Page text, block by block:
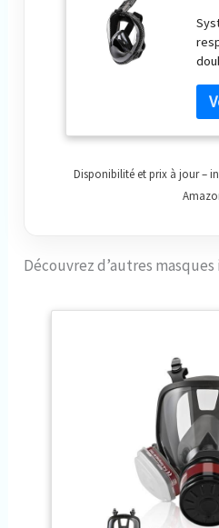
XS)
de
Disponibilité et prix à jour –
Découvrez d’autres